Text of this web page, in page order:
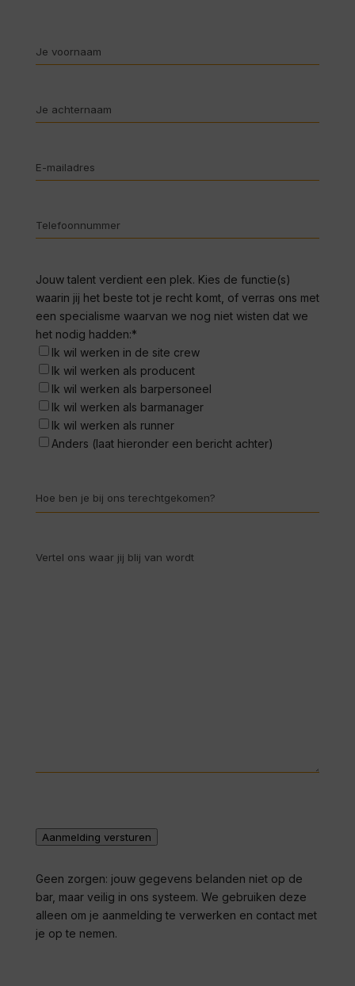
Voornaam *
Achternaam *
E-
mailadres*
Telefoonnummer
Jouw talent verdient een plek. Kies de functie(s)
waarin jij het beste tot je recht komt, of verras ons met
een specialisme waarvan we nog niet wisten dat we
het nodig hadden:*
Ik wil werken in de site crew
Ik wil werken als producent
Ik wil werken als barpersoneel
Ik wil werken als barmanager
Ik wil werken als runner
Anders (laat hieronder een bericht achter)
Hoe
ben
ons
Bericht*
Aanmelding versturen
Geen zorgen: jouw gegevens belanden niet op de
bar, maar veilig in ons systeem. We gebruiken deze
alleen om je aanmelding te verwerken en contact met
je op te nemen.